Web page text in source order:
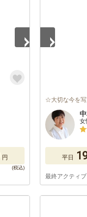
円
☆大切な今を
女
平日
最終アクティ